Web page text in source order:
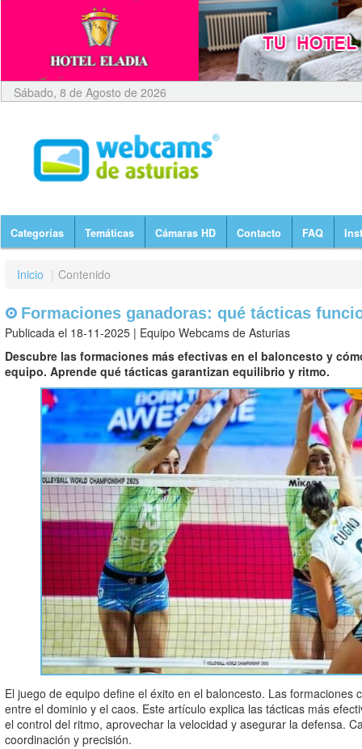
Sábado, 8 de Agosto de 2026
Categorías Temáticas Cámaras HD Contacto FAQ
Inicio | Contenido
Formaciones ganadoras: qué tácticas
Publicada el 18-11-2025 | Equipo Webcams de Asturias
Descubre las formaciones más efectivas en el baloncesto y
equipo. Aprende qué tácticas garantizan equilibrio y ritmo.
El juego de equipo define el éxito en el baloncesto. Las formaciones
entre el dominio y el caos. Este artículo explica las tácticas más
el control del ritmo, aprovechar la velocidad y asegurar la defensa.
coordinación y precisión.